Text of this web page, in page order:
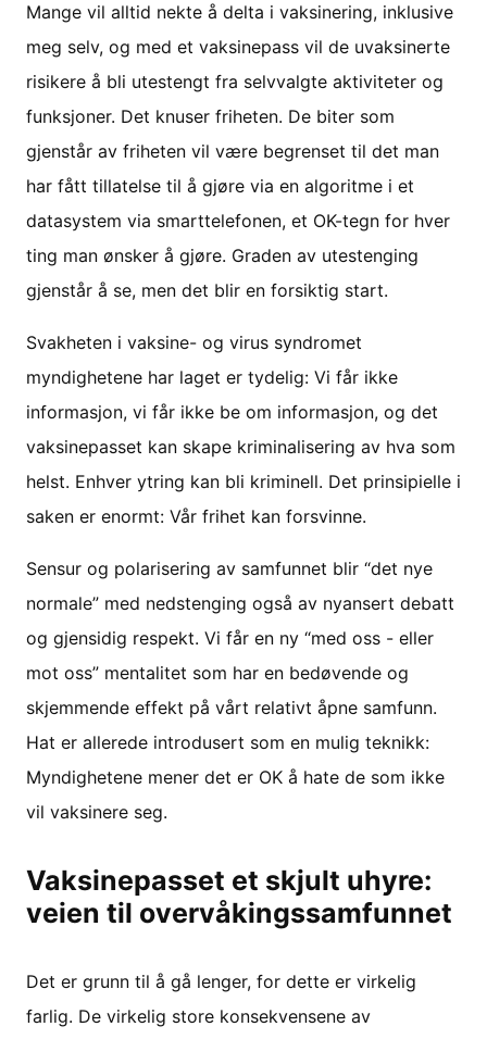
Mange vil alltid nekte å delta i vaksinering, inklusive
meg selv, og med et vaksinepass vil de uvaksinerte
risikere å bli utestengt fra selvvalgte aktiviteter og
funksjoner. Det knuser friheten. De biter som
gjenstår av friheten vil være begrenset til det man
har fått tillatelse til å gjøre via en algoritme i et
datasystem via smarttelefonen, et OK-tegn for hver
ting man ønsker å gjøre. Graden av utestenging
gjenstår å se, men det blir en forsiktig start.
Svakheten i vaksine- og virus syndromet
myndighetene har laget er tydelig: Vi får ikke
informasjon, vi får ikke be om informasjon, og det
vaksinepasset kan skape kriminalisering av hva som
helst. Enhver ytring kan bli kriminell. Det prinsipielle i
saken er enormt: Vår frihet kan forsvinne.
Sensur og polarisering av samfunnet blir “det nye
normale” med nedstenging også av nyansert debatt
og gjensidig respekt. Vi får en ny “med oss - eller
mot oss” mentalitet som har en bedøvende og
skjemmende effekt på vårt relativt åpne samfunn.
Hat er allerede introdusert som en mulig teknikk:
Myndighetene mener det er OK å hate de som ikke
vil vaksinere seg.
Vaksinepasset et skjult uhyre:
veien til overvåkingssamfunnet
Det er grunn til å gå lenger, for dette er virkelig
farlig. De virkelig store konsekvensene av